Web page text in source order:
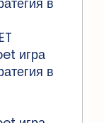
в
игра
в